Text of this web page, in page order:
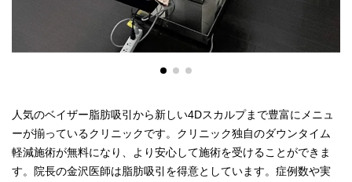
人気のベイザー脂肪吸引から新しい4Dスカルプまで豊富にメニュ
ーが揃っているクリニックです。クリニック独自のダウンタイム
軽減施術が無料になり、より安心して施術を受けることができま
す。院長の金沢医師は脂肪吸引を得意としています。症例数や実